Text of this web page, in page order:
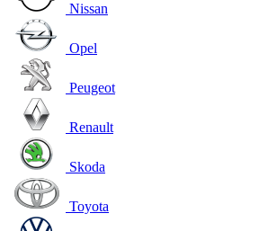
Nissan
Opel
Peugeot
Renault
Skoda
Toyota